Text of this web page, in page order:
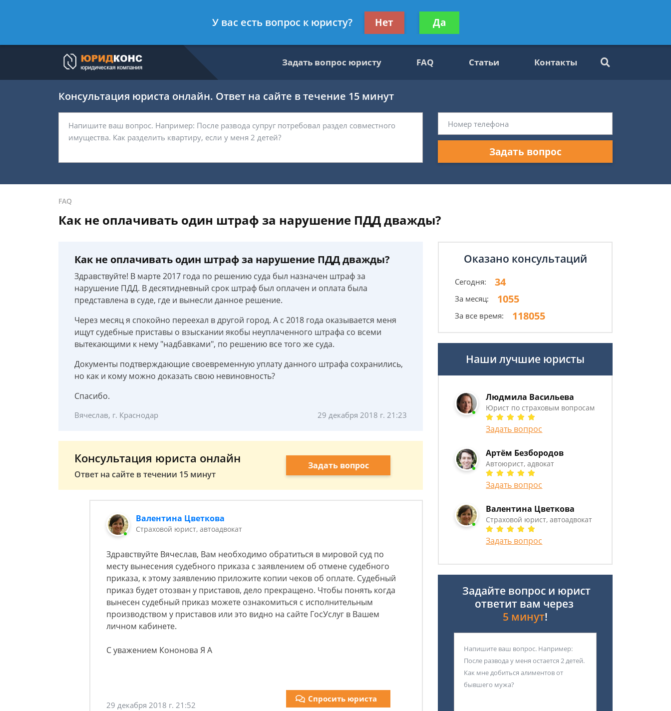
- Автоюрист, адвокат
Получите консультацию
бесплатно
Задать вопрос юристу FAQ Статьи Контакты
Консультация юриста онлайн. Ответ на сайте в течение 15 минут
Задать вопрос
FAQ
Как не оплачивать один штраф за нарушение ПДД дважды?
Как не оплачивать один штраф за нарушение ПДД дважды?
Здравствуйте! В марте 2017 года по решению суда был назначен штраф за
нарушение ПДД. В десятидневный срок штраф был оплачен и оплата была
представлена в суде, где и вынесли данное решение.
Через месяц я спокойно переехал в другой город. А с 2018 года оказывается меня
ищут судебные приставы о взыскании якобы неуплаченного штрафа со всеми
вытекающими к нему "надбавками", по решению все того же суда.
Документы подтверждающие своевременную уплату данного штрафа сохранились,
но как и кому можно доказать свою невиновность?
Спасибо.
Вячеслав, г. Краснодар 29 декабря 2018 г. 21:23
Консультация юриста онлайн
Ответ на сайте в течении 15 минут
Задать вопрос
Валентина Цветкова
Страховой юрист, автоадвокат
Здравствуйте Вячеслав, Вам необходимо обратиться в мировой суд по
месту вынесения судебного приказа с заявлением об отмене судебного
приказа, к этому заявлению приложите копии чеков об оплате. Судебный
приказ будет отозван у приставов, дело прекращено. Чтобы понять когда
вынесен судебный приказ можете ознакомиться с исполнительным
производством у приставов или это видно на сайте ГосУслуг в Вашем
личном кабинете.
С уважением Кононова Я А
29 декабря 2018 г. 21:52
Спросить юриста
Оказано консультаций
Сегодня: 34
За месяц: 1055
За все время: 118055
Наши лучшие юристы
Людмила Васильева
Юрист по страховым вопросам
Задать вопрос
Артём Безбородов
Автоюрист, адвокат
Задать вопрос
Валентина Цветкова
Страховой юрист, автоадвокат
Задать вопрос
Задайте вопрос и юрист
ответит вам через
5 минут!
У вас есть вопрос к юристу? Нет Да